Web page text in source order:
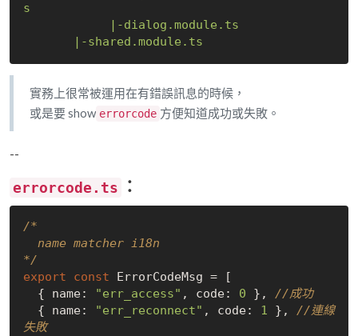
s
|-dialog.module.ts
|-shared.module.ts
實務上很常被運用在有錯誤訊息的時候，
或是要 show errorcode 方便知道成功或失敗。
--
errorcode.ts ：
/*
*/
export
const ErrorCodeMsg = [
  { name:
"err_access" , code: 0 }, //成功
  { name:
"err_reconnect" , code: 1 }, //連線
失敗